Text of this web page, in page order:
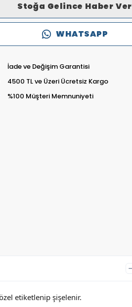
Stoğa Gelince Haber Ver
WHATSAPP
İade ve Değişim Garantisi
4500 TL ve Üzeri Ücretsiz Kargo
%100 Müşteri Memnuniyeti
etiketlenip şişelenir.